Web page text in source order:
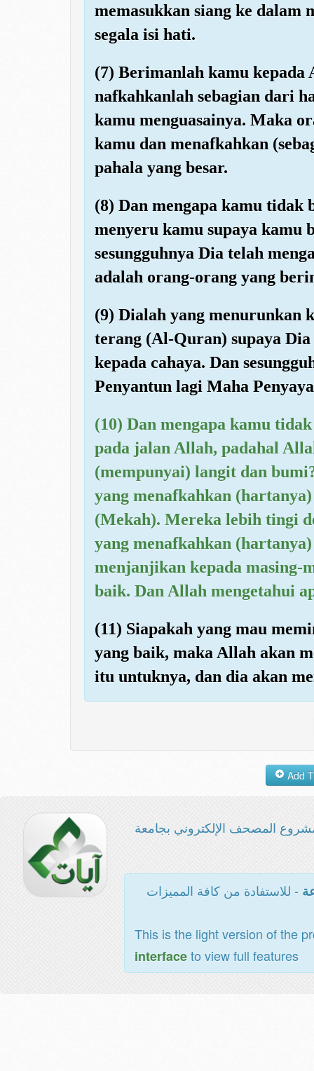
memasukkan siang ke dalam
segala isi hati.
(7) Berimanlah kamu kepada
nafkahkanlah sebagian dari
kamu menguasainya. Maka
kamu dan menafkahkan
pahala yang besar.
(8) Dan mengapa kamu tidak
menyeru kamu supaya kamu
sesungguhnya Dia telah
adalah orang-orang yang
(9) Dialah yang menurunkan
terang (Al-Quran) supaya
kepada cahaya. Dan
Penyantun lagi Maha
(10) Dan mengapa kamu
pada jalan Allah, padahal
(mempunyai) langit dan
yang menafkahkan
(Mekah). Mereka lebih tingi
yang menafkahkan
menjanjikan kepada masing-
baik. Dan Allah mengetahui
(11) Siapakah yang mau
yang baik, maka Allah akan
itu untuknya, dan dia akan
المصحف الإلكتروني بجامعة
- للاستفادة من كافة المميزات
This is the light version of the
interfaceto view full features